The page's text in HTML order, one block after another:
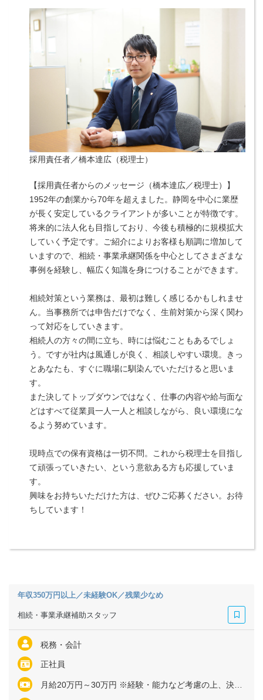
採用責任者／橋本達広（税理士）
【採用責任者からのメッセージ（橋本達広／税理士）】
1952年の創業から70年を超えました。静岡を中心に業歴
が長く安定しているクライアントが多いことが特徴です。
将来的に法人化も目指しており、今後も積極的に規模拡大
していく予定です。ご紹介によりお客様も順調に増加して
いますので、相続・事業承継関係を中心としてさまざまな
事例を経験し、幅広く知識を身につけることができます。
相続対策という業務は、最初は難しく感じるかもしれませ
ん。当事務所では申告だけでなく、生前対策から深く関わ
って対応をしていきます。
相続人の方々の間に立ち、時には悩むこともあるでしょ
う。ですが社内は風通しが良く、相談しやすい環境。きっ
とあなたも、すぐに職場に馴染んでいただけると思いま
す。
また決してトップダウンではなく、仕事の内容や給与面な
どはすべて従業員一人一人と相談しながら、良い環境にな
るよう努めています。
現時点での保有資格は一切不問。これから税理士を目指し
て頑張っていきたい、という意欲ある方も応援していま
す。
興味をお持ちいただけた方は、ぜひご応募ください。お待
ちしています！
年収350万円以上／未経験OK／残業少なめ
相続・事業承継補助スタッフ
税務・会計
正社員
月給20万円～30万円 ※経験・能力など考慮の上、決定いたします ※残業代は全額支給